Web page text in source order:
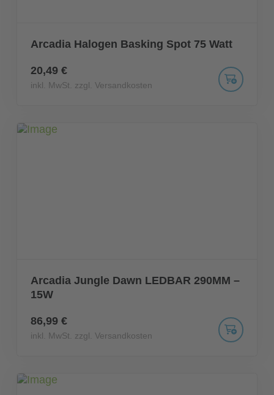
Arcadia Halogen Basking Spot 75 Watt
20,49 €
inkl. MwSt. zzgl. Versandkosten
Arcadia Jungle Dawn LEDBAR 290MM –
15W
86,99 €
inkl. MwSt. zzgl. Versandkosten